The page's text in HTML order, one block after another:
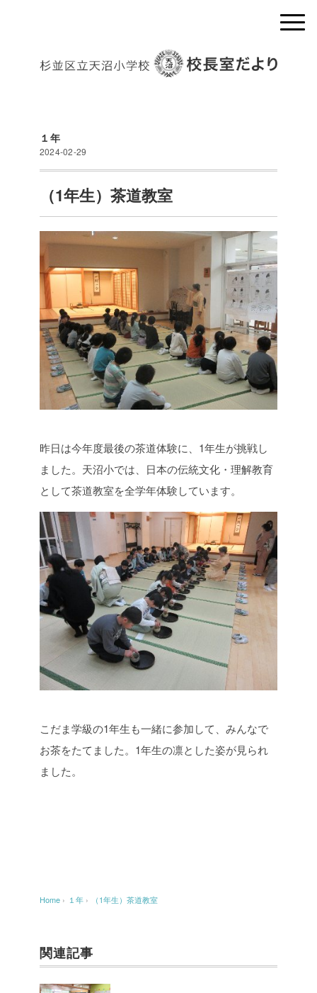
１年
2024-02-29
（1年生）茶道教室
昨日は今年度最後の茶道体験に、1年生が挑戦し
ました。天沼小では、日本の伝統文化・理解教育
として茶道教室を全学年体験しています。
こだま学級の1年生も一緒に参加して、みんなで
お茶をたてました。1年生の凛とした姿が見られ
ました。
Home › １年 › （1年生）茶道教室
関連記事